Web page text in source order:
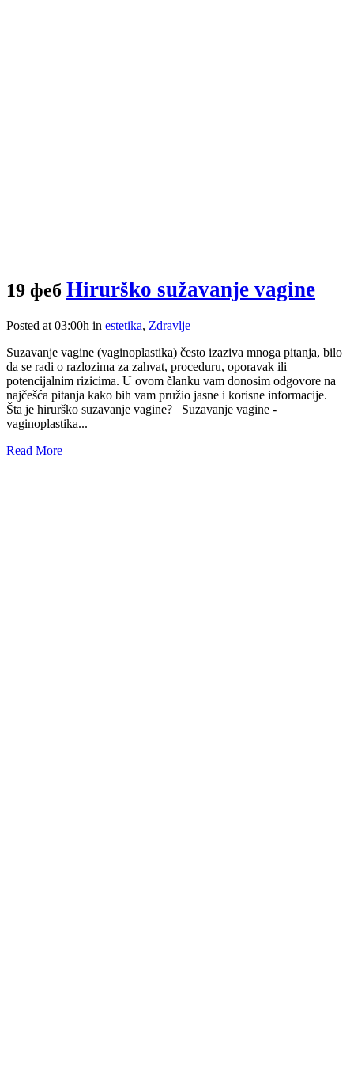
19 феб Hirurško sužavanje vagine
Posted at 03:00h in estetika, Zdravlje
Suzavanje vagine (vaginoplastika) često izaziva mnoga pitanja, bilo
da se radi o razlozima za zahvat, proceduru, oporavak ili
potencijalnim rizicima. U ovom članku vam donosim odgovore na
najčešća pitanja kako bih vam pružio jasne i korisne informacije.
Šta je hirurško suzavanje vagine? Suzavanje vagine -
vaginoplastika...
Read More